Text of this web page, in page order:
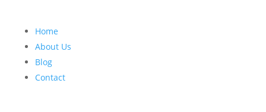
Home
About Us
Blog
Contact